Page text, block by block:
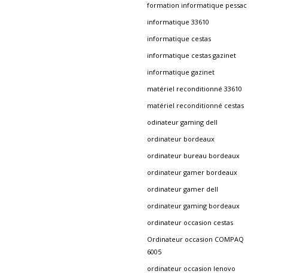
formation informatique pessac
informatique 33610
informatique cestas
informatique cestas gazinet
informatique gazinet
matériel reconditionné 33610
matériel reconditionné cestas
odinateur gaming dell
ordinateur bordeaux
ordinateur bureau bordeaux
ordinateur gamer bordeaux
ordinateur gamer dell
ordinateur gaming bordeaux
ordinateur occasion cestas
Ordinateur occasion COMPAQ
6005
ordinateur occasion lenovo